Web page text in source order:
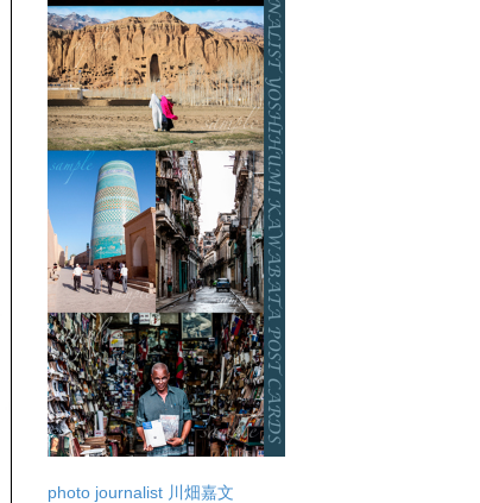
photo journalist 川畑嘉文